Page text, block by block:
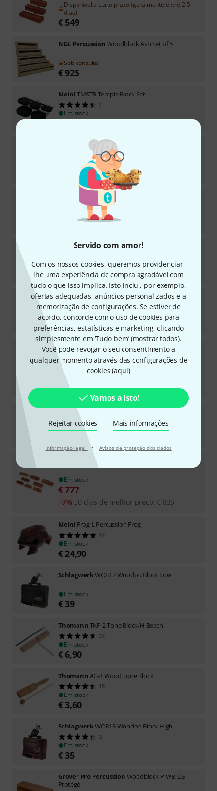
Servido com amor!
Com os nossos cookies, queremos providenciar-
lhe uma experiência de compra agradável com
tudo o que isso implica. Isto inclui, por exemplo,
ofertas adequadas, anúncios personalizados e a
memorização de configurações. Se estiver de
acordo, concorde com o uso de cookies para
preferências, estatísticas e marketing, clicando
simplesmente em ‘Tudo bem’ (mostrar todos).
Você pode revogar o seu consentimento a
qualquer momento através das configurações de
cookies (aqui)
Vamos a isto!
Rejeitar cookies Mais informações
Informação legal · Avisos de proteção dos dados
Disponível a curto prazo (geralmente entre 2-5
dias)
€ 549
NGL Percussion Woodblock Ash Set of 5
Sob consulta
€925
Meinl TMSTB Temple Block Set
7
Em stock
€199
Wood Temple Block Set
3
Em stock
LTU Tone Block
5
Em stock
SonorLWB2 Wood Block
Em stock
€78
Pearl PAB-20 Wood Block with Holder
59
Em stock
€ 36
Grover Pro Percussion Woodblock P-WB-MD
Protégé
Em stock
22,90
30 dias de melhor preço:€ 24,90
-8%
Grover Pro PercussionWoodblock WB-9
Em stock
1470_8I WB Set International
Em stock
€777
30 dias de melhor preço: € 835
-7%
Meinl Frog-L Percussion Frog
14
Em stock
€ 24,90
SchlagwerkWOB17 Woodoo Block Low
Em stock
€ 39
ThomannTKP 2-Tone Block/H Beech
37
Em stock
€ 6,90
ThomannAG-1 Wood Tone Block
15
Em stock
€ 3,60
SchlagwerkWOB13 Woodoo Block High
3
Em stock
€ 35
Grover Pro Percussion Woodblock P-WB-LG
Protégé